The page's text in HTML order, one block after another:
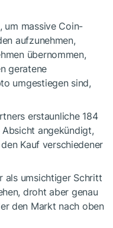
um massive Coin-
aufzunehmen,
übernommen,
geratene
umgestiegen sind,
erstaunliche 184
angekündigt,
Kauf verschiedener
als umsichtiger Schritt
droht aber genau
den Markt nach oben